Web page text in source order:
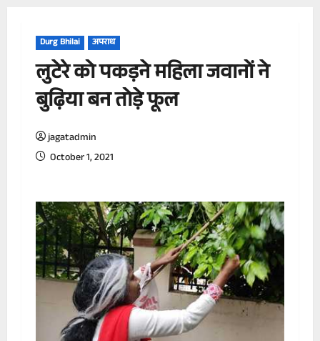
Durg Bhilai अपराध
लुटेरे को पकड़ने महिला जवानों ने
बुढ़िया बन तोड़े फूल
jagatadmin
October 1, 2021